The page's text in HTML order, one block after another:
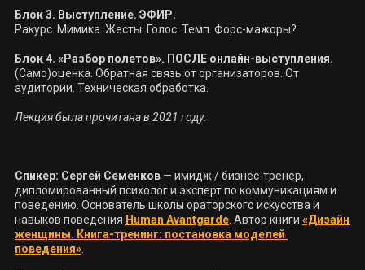
Ракурс. Мимика. Жесты. Голос. Темп. Форс-мажоры?
(Само)оценка. Обратная связь от организаторов. От
аудитории. Техническая обработка.
Лекция была прочитана в 2021 году.
Спикер: Сергей Семенков — имидж / бизнес-тренер,
дипломированный психолог и эксперт по коммуникациям и
поведению. Основатель школы ораторского искусства и
навыков поведения Human Avantgarde. Автор книги «Дизайн
женщины. Книга-тренинг: постановка моделей
поведения».